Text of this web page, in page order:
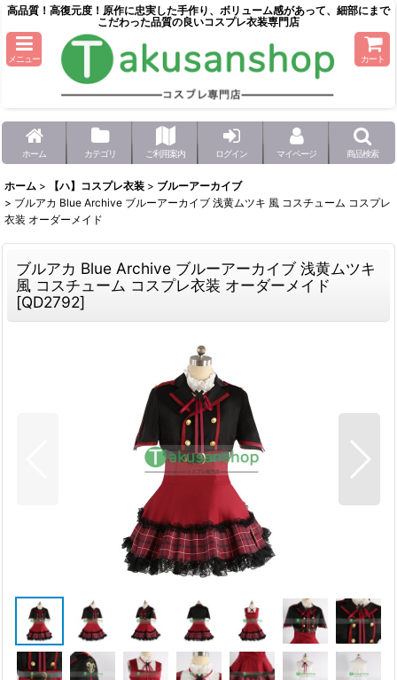
高品質！高復元度！原作に忠実した手作り、ボリューム感があって、細部にまで
こだわった品質の良いコスプレ衣装専門店
メニュー カート
ホーム カテゴリ ご利用案内 ログイン マイページ 商品検索
ホーム > 【ハ】コスプレ衣装 > ブルーアーカイブ
> ブルアカ Blue Archive ブルーアーカイブ 浅黄ムツキ 風 コスチューム コスプレ
衣装 オーダーメイド
ブルアカ Blue Archive ブルーアーカイブ 浅黄ムツキ
風 コスチューム コスプレ衣装 オーダーメイド
[QD2792]